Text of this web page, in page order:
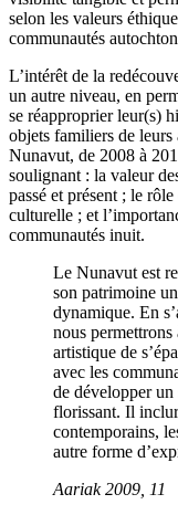
selon les valeurs
communautés
L’intérêt de la
un autre niveau, en
se réapproprier leur(s)
objets familiers de
Nunavut, de 2008 à
soulignant : la valeur
passé et présent ; le
culturelle ; et
communautés inuit.
Le Nunavut est
son patrimoine
dynamique. En
nous permettrons
artistique de
avec les
de développer
florissant. Il
contemporains,
autre forme
Aariak 2009, 11